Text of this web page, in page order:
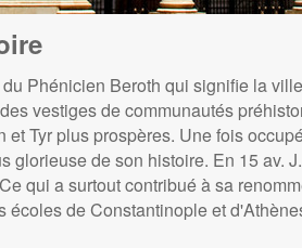
Phénicien Beroth qui signifie la
vestiges de communautés
et Tyr plus prospères. Une fois
glorieuse de son histoire. En 15 av.
qui a surtout contribué à sa
écoles de Constantinople et